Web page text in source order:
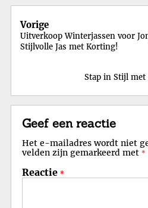
Berichtnavigatie
Vorige
Uitverkoop Winterjassen voor
Stijlvolle Jas met Korting!
Stap in Stijl met
Geef een reactie
Het e-mailadres wordt niet
velden zijn gemarkeerd met *
Reactie *